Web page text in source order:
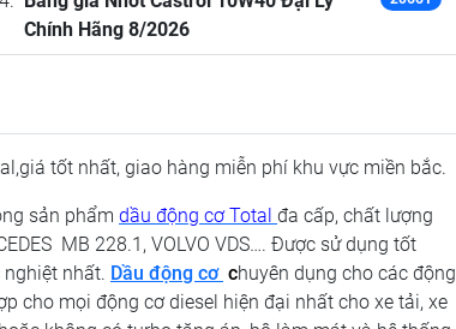
Chính Hãng 8/2026
tốt nhất, giao hàng miễn phí khu vực miền bắc.
sản phẩm dầu động cơ Total đa cấp, chất lượng
MB 228.1, VOLVO VDS…. Được sử dụng tốt
nhất. Dầu động cơ chuyên dụng cho các động
cho mọi động cơ diesel hiện đại nhất cho xe tải, xe